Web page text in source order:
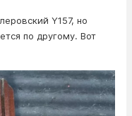
Y157, но
по другому. Вот